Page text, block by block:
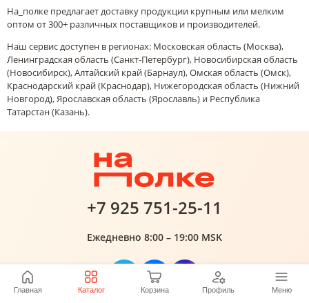
Главная Каталог Корзина Профиль Меню
На_полке предлагает доставку продукции крупным или мелким
оптом от 300+ различных поставщиков и производителей.
Наш сервис доступен в регионах: Московская область (Москва),
Ленинградская область (Санкт-Петербург), Новосибирская область
(Новосибирск), Алтайский край (Барнаул), Омская область (Омск),
Краснодарский край (Краснодар), Нижегородская область (Нижний
Новгород), Ярославская область (Ярославль) и Республика
Татарстан (Казань).
+7 925 751-25-11
Ежедневно 8:00 – 19:00 MSK